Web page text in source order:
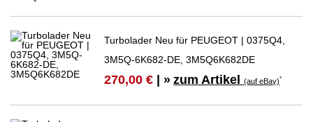
Turbolader Neu für PEUGEOT | 0375Q4,
3M5Q-6K682-DE, 3M5Q6K682DE
270,00 € | » zum Artikel(auf eBay)*